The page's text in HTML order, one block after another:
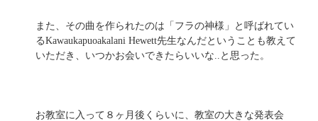
また、その曲を作られたのは「フラの神様」と呼ばれてい
るKawaukapuoakalani Hewett先生なんだということも教えて
いただき、いつかお会いできたらいいな..と思った。
お教室に入って８ヶ月後くらいに、教室の大きな発表会